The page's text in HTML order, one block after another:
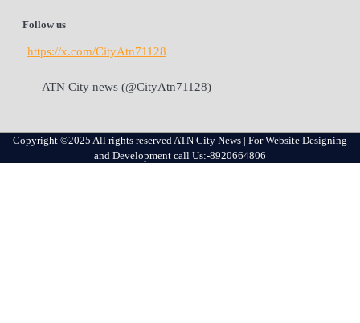
Follow us
https://x.com/CityAtn71128
— ATN City news (@CityAtn71128)
Copyright ©2025 All rights reserved ATN City News | For Website Designing
and Development call Us:-8920664806